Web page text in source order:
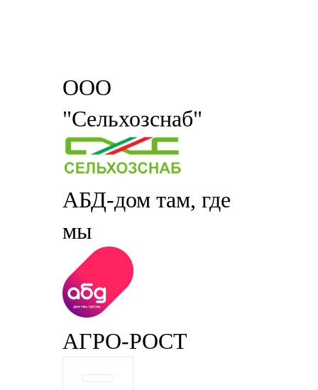
ООО
"Сельхозснаб"
АБД-дом там, где
мы
АГРО-РОСТ